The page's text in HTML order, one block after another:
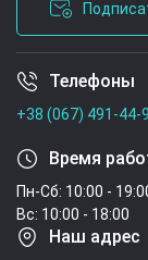
Телефоны
+38 (067) 491-44-
Время
Пн-Сб: 10:00 -
Вс: 10:00 - 18:00
Наш адрес